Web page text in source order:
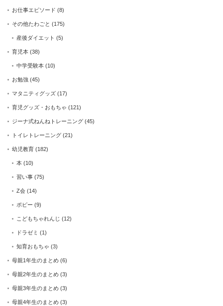
お仕事エピソード (8)
その他たわごと (175)
産後ダイエット (5)
育児本 (38)
中学受験本 (10)
お勉強 (45)
マタニティグッズ (17)
育児グッズ・おもちゃ (121)
ジーナ式ねんねトレーニング (45)
トイレトレーニング (21)
幼児教育 (182)
本 (10)
習い事 (75)
Z会 (14)
ポピー (9)
こどもちゃれんじ (12)
ドラゼミ (1)
知育おもちゃ (3)
母親1年生のまとめ (6)
母親2年生のまとめ (3)
母親3年生のまとめ (3)
母親4年生のまとめ (3)